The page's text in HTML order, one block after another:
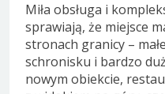
Miła obsługa i
sprawiają, że miejsce
stronach granicy –
schronisku i bardzo
nowym obiekcie,